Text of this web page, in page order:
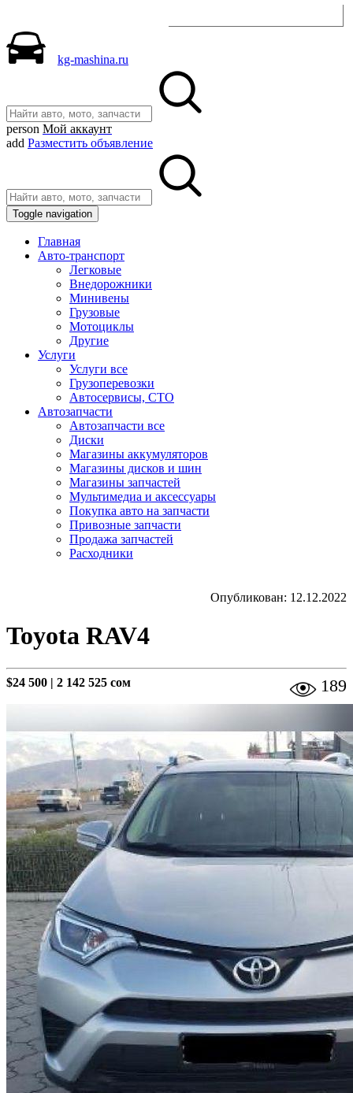
kg-mashina.ru
person Мой аккаунт
add Разместить объявление
Toggle navigation
Главная
Авто-транспорт
Легковые
Внедорожники
Минивены
Грузовые
Мотоциклы
Другие
Услуги
Услуги все
Грузоперевозки
Автосервисы, СТО
Автозапчасти
Автозапчасти все
Диски
Магазины аккумуляторов
Магазины дисков и шин
Магазины запчастей
Мультимедиа и аксессуары
Покупка авто на запчасти
Привозные запчасти
Продажа запчастей
Расходники
Опубликован: 12.12.2022
Toyota RAV4
$24 500 | 2 142 525 сом 189